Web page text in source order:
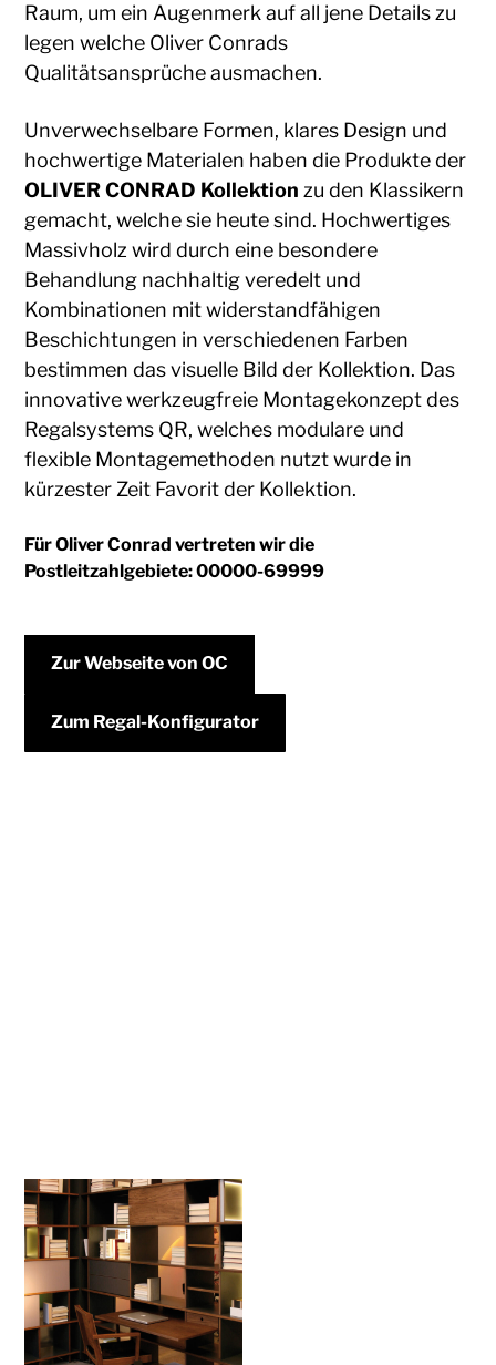
Raum, um ein Augenmerk auf all jene Details zu
legen welche Oliver Conrads
Qualitätsansprüche ausmachen.
Unverwechselbare Formen, klares Design und
hochwertige Materialen haben die Produkte der
OLIVER CONRAD Kollektion zu den Klassikern
gemacht, welche sie heute sind. Hochwertiges
Massivholz wird durch eine besondere
Behandlung nachhaltig veredelt und
Kombinationen mit widerstandfähigen
Beschichtungen in verschiedenen Farben
bestimmen das visuelle Bild der Kollektion. Das
innovative werkzeugfreie Montagekonzept des
Regalsystems QR, welches modulare und
flexible Montagemethoden nutzt wurde in
kürzester Zeit Favorit der Kollektion.
Für Oliver Conrad vertreten wir die
Postleitzahlgebiete: 00000-69999
Zur Webseite von OC
Zum Regal-Konfigurator